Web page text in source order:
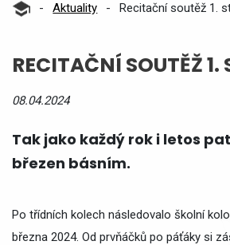
- Aktuality - Recitační soutěž 1.
RECITAČNÍ SOUTĚŽ 1.
08.04.2024
Tak jako každý rok i letos
březen básním.
Po třídních kolech následovalo školní
března 2024. Od prvňáčků po páťáky si